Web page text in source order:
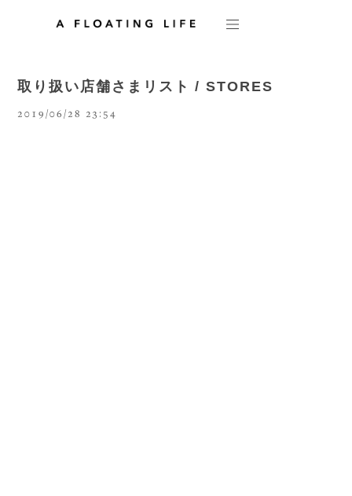
取り扱い店舗さまリスト / STORES
2019/06/28 23:54